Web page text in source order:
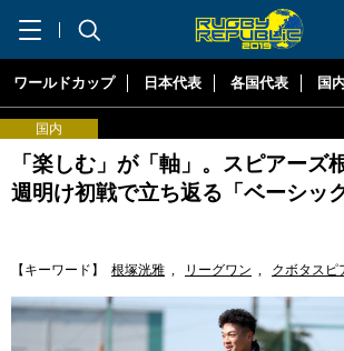
"ラ
ワールドカップ 日本代表 各国代表 国
国内
「楽しむ」が「軸」。スピアーズ
週明け初戦で立ち返る「ベーシック
【キーワード】 根塚洸雅 , リーグワン , クボタスピ